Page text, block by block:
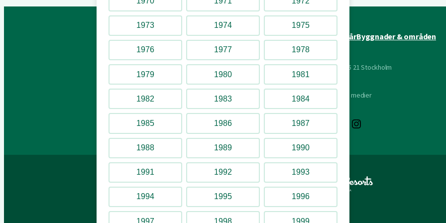
1973 1974 1975
1976 1977 1978
1979 1980 1981
1982 1983 1984
1985 1986 1987
1988 1989 1990
1991 1992 1993
1994 1995 1996
1997 1998 1999
AttraktionerUnderhållningÅr för årByggnader & områden
Lilla Allmänna Gränd 9, 115 21 Stockholm
Följ oss på sociala medier
YouTube
Facebook